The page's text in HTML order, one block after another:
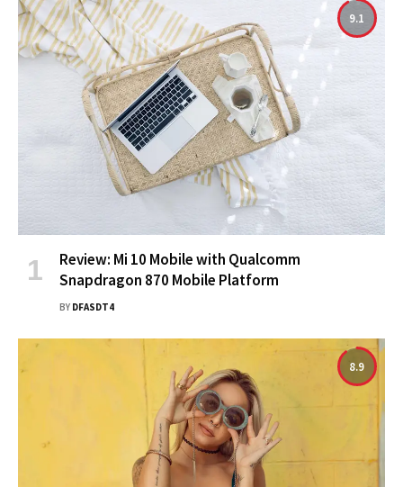
9.1
Review: Mi 10 Mobile with Qualcomm
Snapdragon 870 Mobile Platform
BY DFASDT4
8.9